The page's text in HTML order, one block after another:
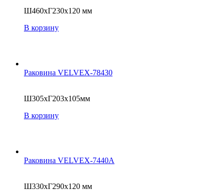
Ш460xГ230x120 мм
В корзину
Раковина VELVEX-78430
Ш305xГ203x105мм
В корзину
Раковина VELVEX-7440A
Ш330xГ290x120 мм